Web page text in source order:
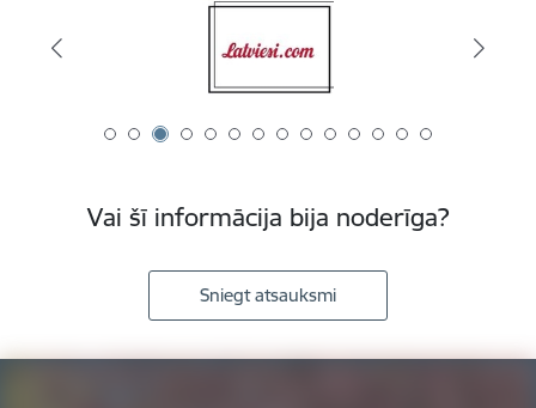
Vai šī informācija bija noderīga?
Sniegt atsauksmi